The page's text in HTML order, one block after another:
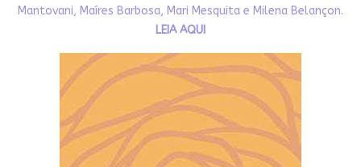
Mantovani, Maíres Barbosa, Mari Mesquita e Milena Belançon.
LEIA AQUI